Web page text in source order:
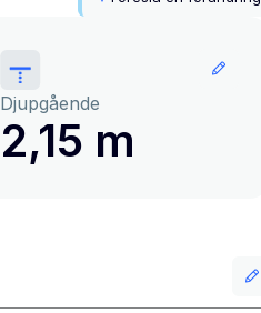
Djupgående
2,15 m